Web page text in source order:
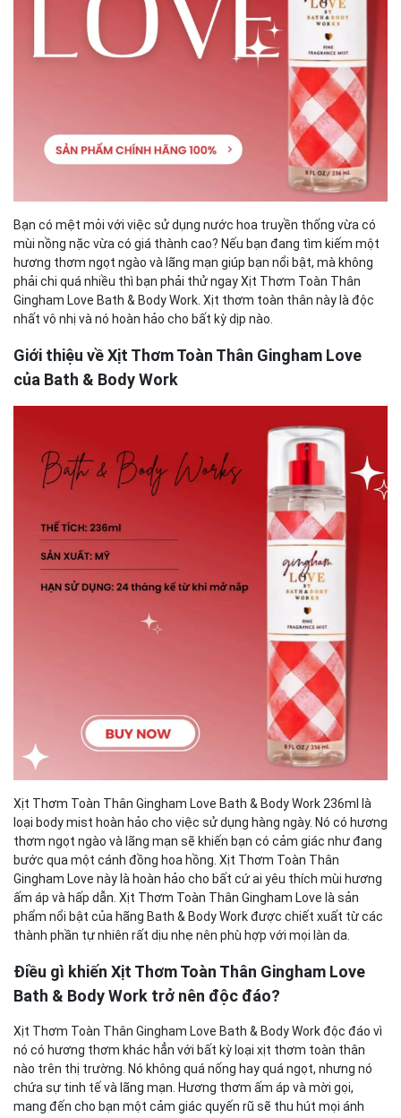
Bạn có mệt mỏi với việc sử dụng nước hoa truyền thống vừa có
mùi nồng nặc vừa có giá thành cao? Nếu bạn đang tìm kiếm một
hương thơm ngọt ngào và lãng mạn giúp bạn nổi bật, mà không
phải chi quá nhiều thì bạn phải thử ngay Xịt Thơm Toàn Thân
Gingham Love Bath & Body Work. Xịt thơm toàn thân này là độc
nhất vô nhị và nó hoàn hảo cho bất kỳ dịp nào.
Giới thiệu về Xịt Thơm Toàn Thân Gingham Love
của Bath & Body Work
Xịt Thơm Toàn Thân Gingham Love Bath & Body Work 236ml là
loại body mist hoàn hảo cho việc sử dụng hàng ngày. Nó có hương
thơm ngọt ngào và lãng mạn sẽ khiến bạn có cảm giác như đang
bước qua một cánh đồng hoa hồng. Xịt Thơm Toàn Thân
Gingham Love này là hoàn hảo cho bất cứ ai yêu thích mùi hương
ấm áp và hấp dẫn. Xịt Thơm Toàn Thân Gingham Love là sản
phẩm nổi bật của hãng Bath & Body Work được chiết xuất từ các
thành phần tự nhiên rất dịu nhẹ nên phù hợp với mọi làn da.
Điều gì khiến Xịt Thơm Toàn Thân Gingham Love
Bath & Body Work trở nên độc đáo?
Xịt Thơm Toàn Thân Gingham Love Bath & Body Work độc đáo vì
nó có hương thơm khác hẳn với bất kỳ loại xịt thơm toàn thân
nào trên thị trường. Nó không quá nống hay quá ngọt, nhưng nó
chứa sự tinh tế và lãng mạn. Hương thơm ấm áp và mời gọi,
mang đến cho bạn một cảm giác quyến rũ sẽ thu hút mọi ánh